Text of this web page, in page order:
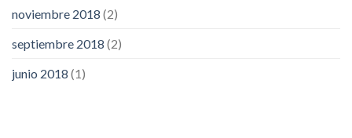
noviembre 2018 (2)
septiembre 2018 (2)
junio 2018 (1)